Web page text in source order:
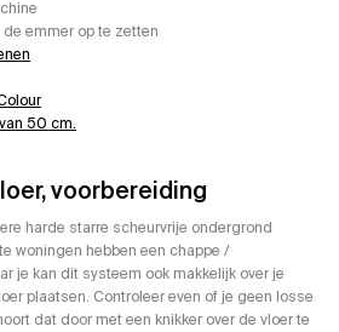
emmer op te zetten
van 50 cm.
voorbereiding
harde starre scheurvrije ondergrond
woningen hebben een chappe /
je kan dit systeem ook makkelijk over je
plaatsen. Controleer even of je geen losse
dat door met een knikker over de vloer te